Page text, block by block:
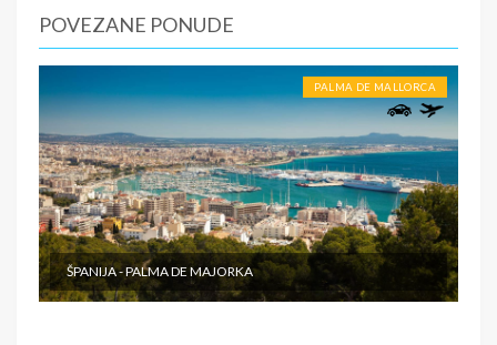
POVEZANE PONUDE
PALMA DE MALLORCA
ŠPANIJA - PALMA DE MAJORKA